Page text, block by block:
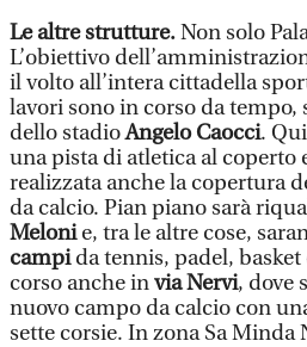
Le altre strutture.Non solo
L’obiettivo
il volto all’intera cittadella
lavori sono in corso da tempo,
dello stadioAngelo Caocci.
una pista di atletica al coperto
realizzata anche la copertura
da calcio. Pian piano sarà
Melonie, tra le altre cose,
campida tennis, padel,
corso anche invia Nervi, dove
nuovo campo da calcio con
sette corsie. In zona Sa Minda